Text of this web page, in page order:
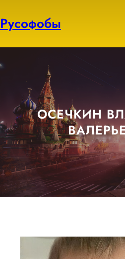
к
содержимому
Русофобы
ОСЕЧКИН